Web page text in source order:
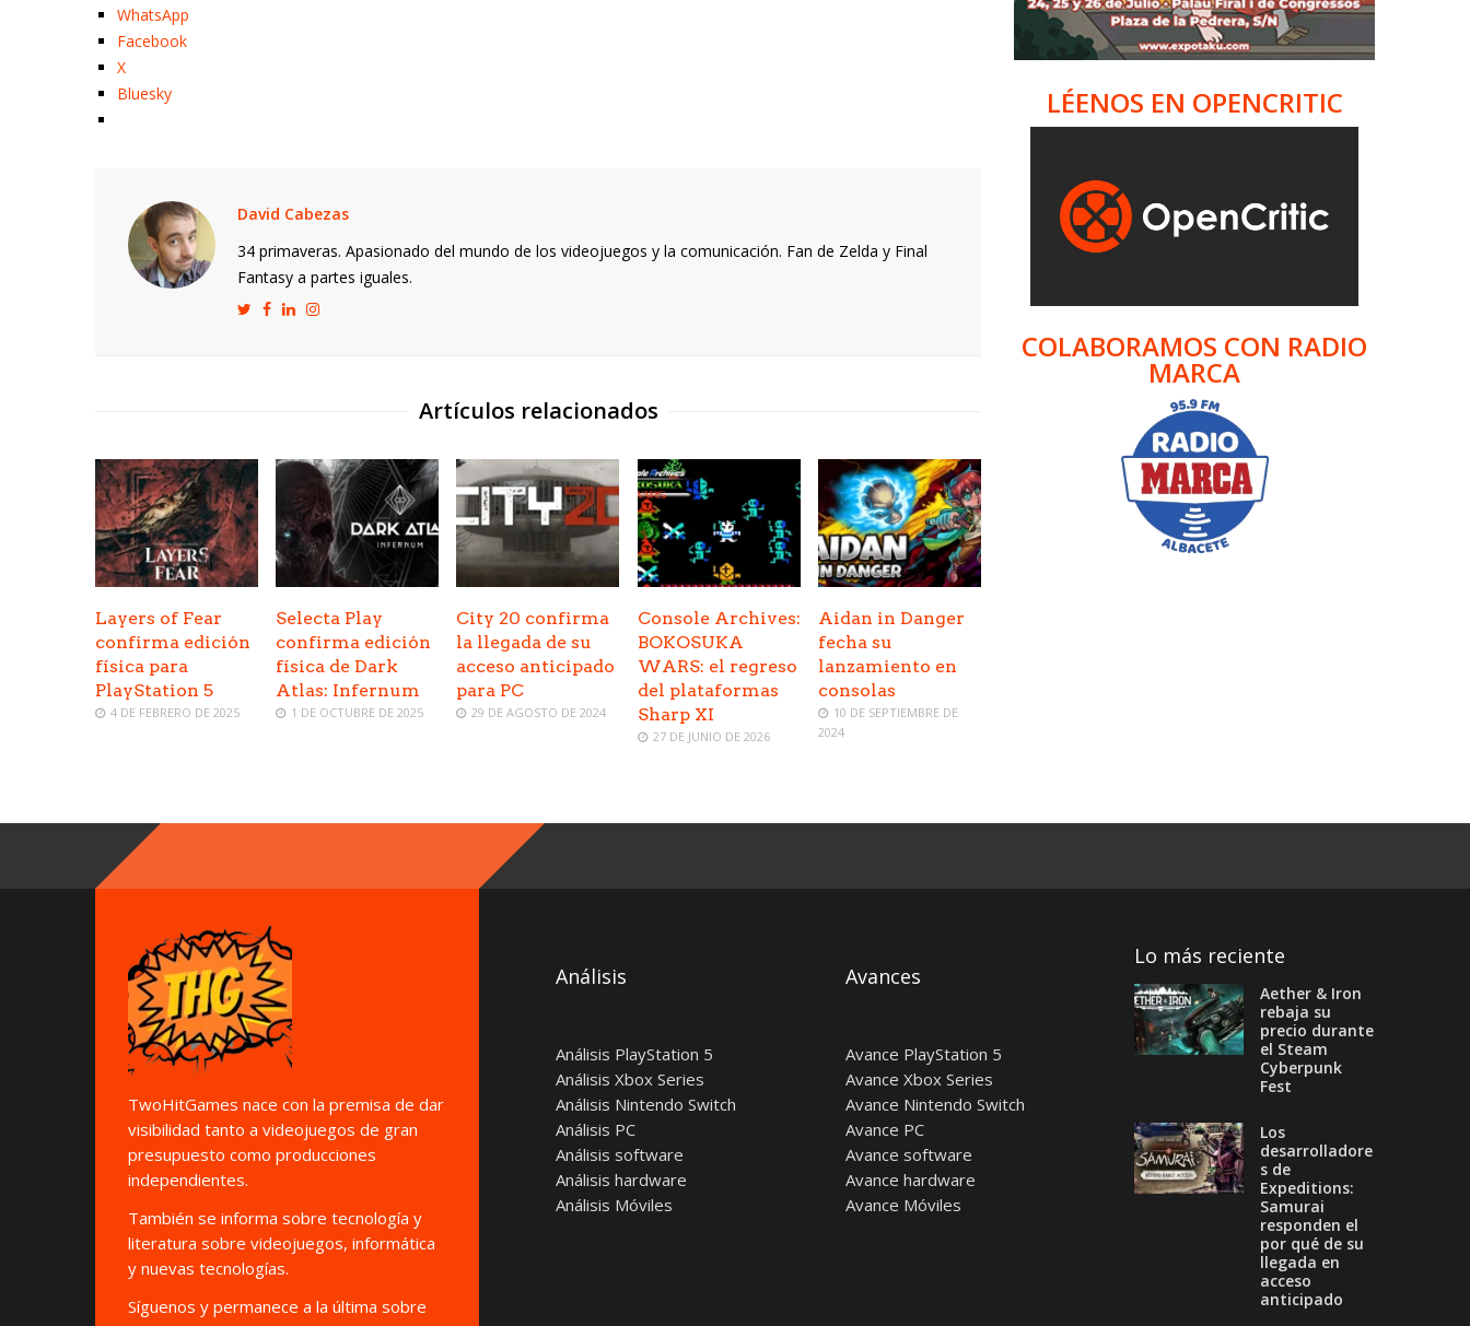
WhatsApp
Facebook
X
Bluesky
David Cabezas
34 primaveras. Apasionado del mundo de los videojuegos y la comunicación. Fan de Zelda y Final
Fantasy a partes iguales.
Artículos relacionados
Layers of Fear
confirma edición
física para
PlayStation 5
4 DE FEBRERO DE 2025
Selecta Play
confirma edición
física de Dark
Atlas: Infernum
1 DE OCTUBRE DE 2025
City 20 confirma
la llegada de su
acceso anticipado
para PC
29 DE AGOSTO DE 2024
Console Archives:
BOKOSUKA
WARS: el regreso
del plataformas
Sharp XI
27 DE JUNIO DE 2026
Aidan in Danger
fecha su
lanzamiento en
consolas
10 DE SEPTIEMBRE DE
2024
LÉENOS EN OPENCRITIC
COLABORAMOS CON RADIO
MARCA
TwoHitGames nace con la premisa de dar
visibilidad tanto a videojuegos de gran
presupuesto como producciones
independientes.
También se informa sobre tecnología y
literatura sobre videojuegos, informática
y nuevas tecnologías.
Síguenos y permanece a la última sobre
Análisis
Análisis PlayStation 5
Análisis Xbox Series
Análisis Nintendo Switch
Análisis PC
Análisis software
Análisis hardware
Análisis Móviles
Avances
Avance PlayStation 5
Avance Xbox Series
Avance Nintendo Switch
Avance PC
Avance software
Avance hardware
Avance Móviles
Lo más reciente
Aether & Iron
rebaja su
precio durante
el Steam
Cyberpunk
Fest
Los
desarrolladore
s de
Expeditions:
Samurai
responden el
por qué de su
llegada en
acceso
anticipado